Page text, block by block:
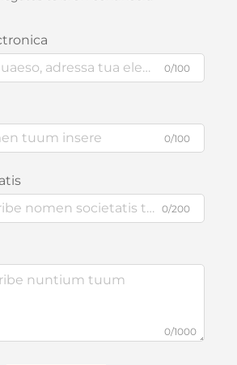
0/100
0/100
0/200
0/1000